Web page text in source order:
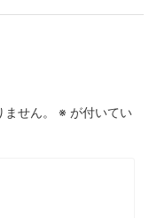
せん。 ※ が付いてい